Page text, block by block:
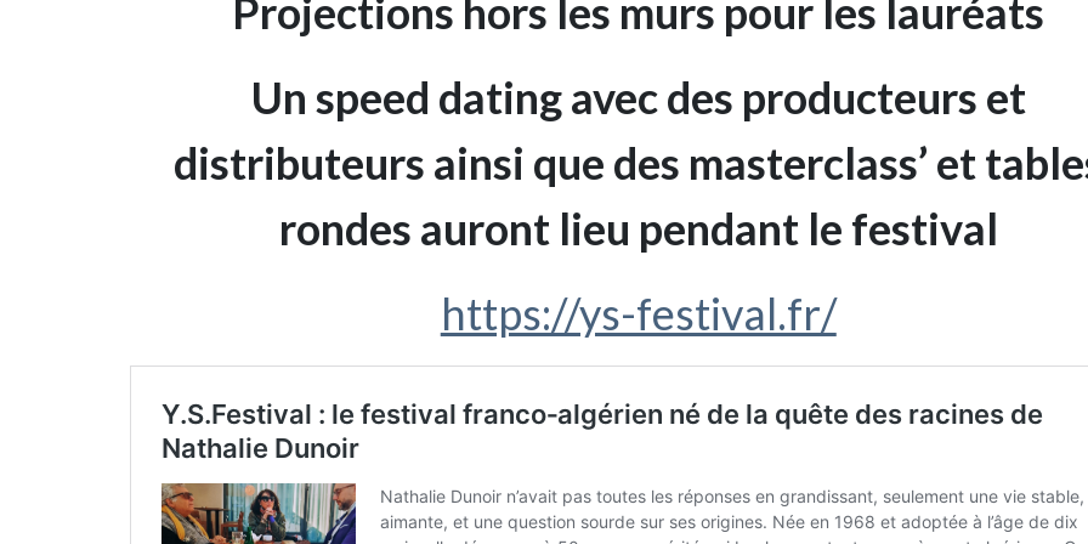
Projections hors les murs pour les lauréats
Un speed dating avec des producteurs et
distributeurs ainsi que des masterclass’ et
rondes auront lieu pendant le festival
https://ys-festival.fr/